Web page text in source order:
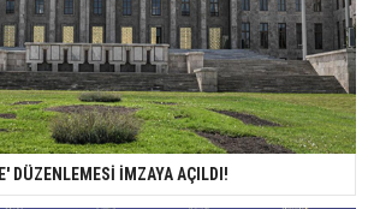
DÜZENLEMESİ İMZAYA AÇILDI!